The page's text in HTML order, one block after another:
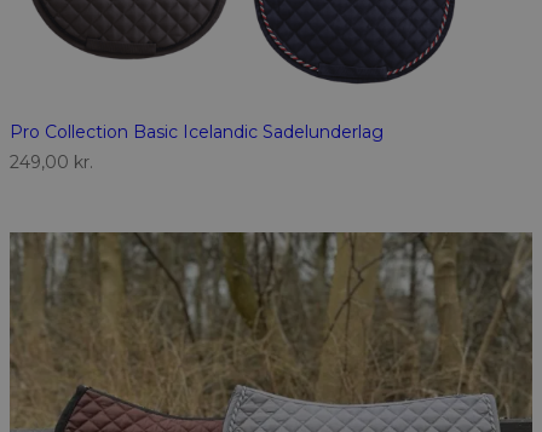
Pro Collection Basic Icelandic Sadelunderlag
249,00 kr.